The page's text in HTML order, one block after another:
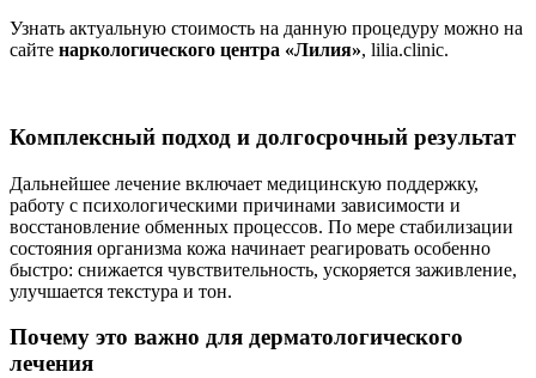
Узнать актуальную стоимость на данную процедуру можно на
сайте наркологического центра «Лилия», lilia.clinic.
Комплексный подход и долгосрочный результат
Дальнейшее лечение включает медицинскую поддержку,
работу с психологическими причинами зависимости и
восстановление обменных процессов. По мере стабилизации
состояния организма кожа начинает реагировать особенно
быстро: снижается чувствительность, ускоряется заживление,
улучшается текстура и тон.
Почему это важно для дерматологического
лечения